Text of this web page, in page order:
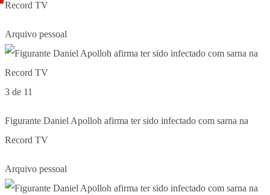
Record TV
Arquivo pessoal
3 de 11
Figurante Daniel Apolloh afirma ter sido infectado com sarna na
Record TV
Arquivo pessoal